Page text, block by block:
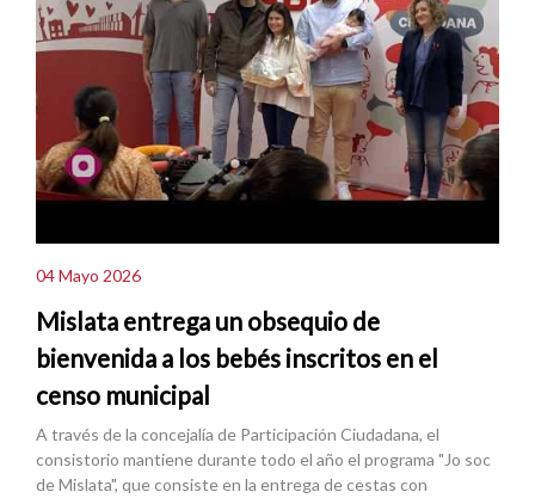
04 Mayo 2026
Mislata entrega un obsequio de
bienvenida a los bebés inscritos en el
censo municipal
A través de la concejalía de Participación Ciudadana, el
consistorio mantiene durante todo el año el programa "Jo soc
de Mislata", que consiste en la entrega de cestas con